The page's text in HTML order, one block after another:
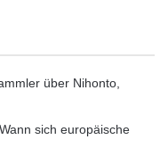
über Nihonto,
sich europäische